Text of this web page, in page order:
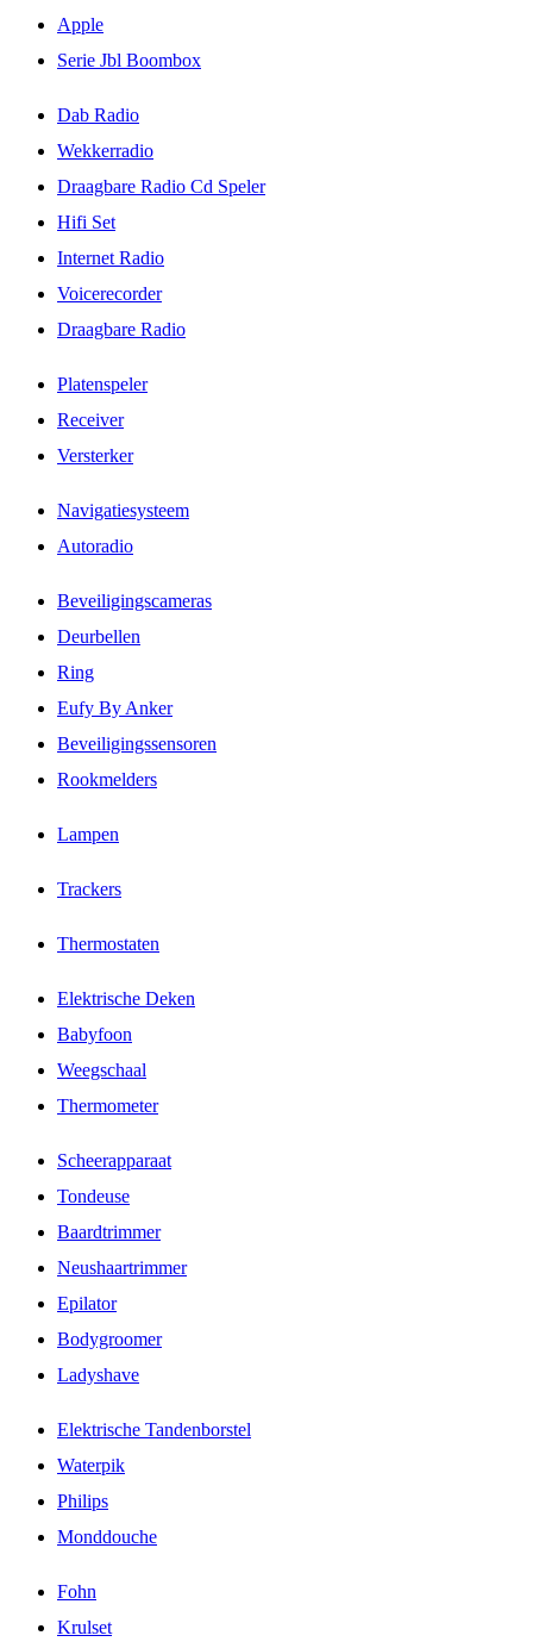
Apple
Serie Jbl Boombox
Dab Radio
Wekkerradio
Draagbare Radio Cd Speler
Hifi Set
Internet Radio
Voicerecorder
Draagbare Radio
Platenspeler
Receiver
Versterker
Navigatiesysteem
Autoradio
Beveiligingscameras
Deurbellen
Ring
Eufy By Anker
Beveiligingssensoren
Rookmelders
Lampen
Trackers
Thermostaten
Elektrische Deken
Babyfoon
Weegschaal
Thermometer
Scheerapparaat
Tondeuse
Baardtrimmer
Neushaartrimmer
Epilator
Bodygroomer
Ladyshave
Elektrische Tandenborstel
Waterpik
Philips
Monddouche
Fohn
Krulset